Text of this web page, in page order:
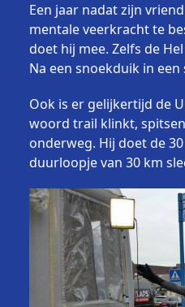
Een jaar nadat zijn
mentale veerkracht te
doet hij mee. Zelfs de
Na een snoekduik in
Ook is er gelijkertijd de
woord trail klinkt,
onderweg. Hij doet de
duurloopje van 30 km